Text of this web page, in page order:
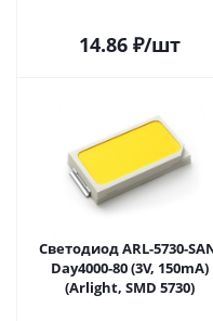
14.86 ₽/шт
Светодиод ARL-5730-
Day4000-80 (3V, 150mA)
(Arlight, SMD 5730)